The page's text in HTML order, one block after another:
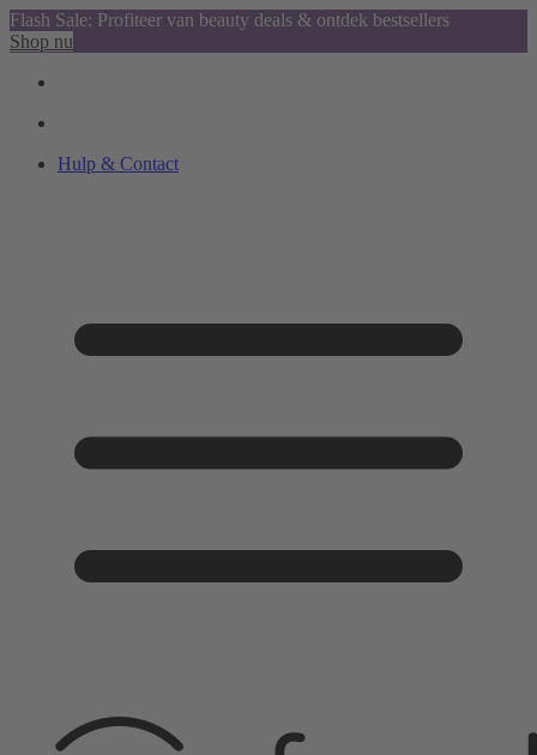
Flash Sale: Profiteer van beauty deals & ontdek bestsellers
Shop nu
Hulp & Contact